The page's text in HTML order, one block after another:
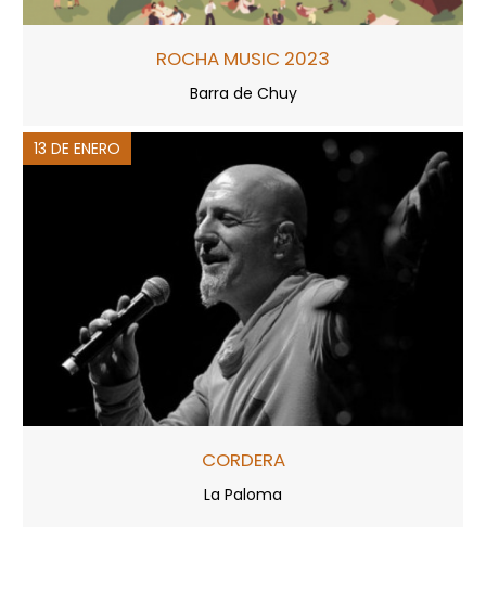
ROCHA MUSIC 2023
Barra de Chuy
13 DE ENERO
CORDERA
La Paloma